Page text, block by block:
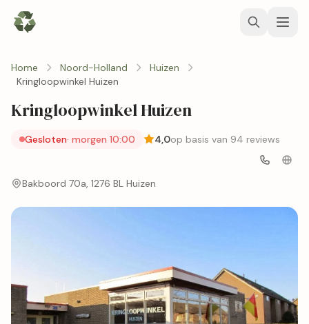
Home Noord-Holland
Huizen
Kringloopwinkel Huizen
Kringloopwinkel Huizen
Gesloten· morgen 10:00 4,0op basis van 94 reviews
Bakboord 70a, 1276 BL Huizen